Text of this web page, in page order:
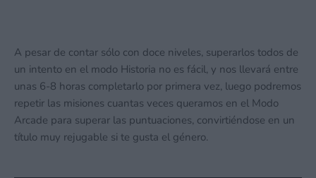
A pesar de contar sólo con doce niveles, superarlos todos de
un intento en el modo Historia no es fácil, y nos llevará entre
unas 6-8 horas completarlo por primera vez, luego podremos
repetir las misiones cuantas veces queramos en el Modo
Arcade para superar las puntuaciones, convirtiéndose en un
título muy rejugable si te gusta el género.